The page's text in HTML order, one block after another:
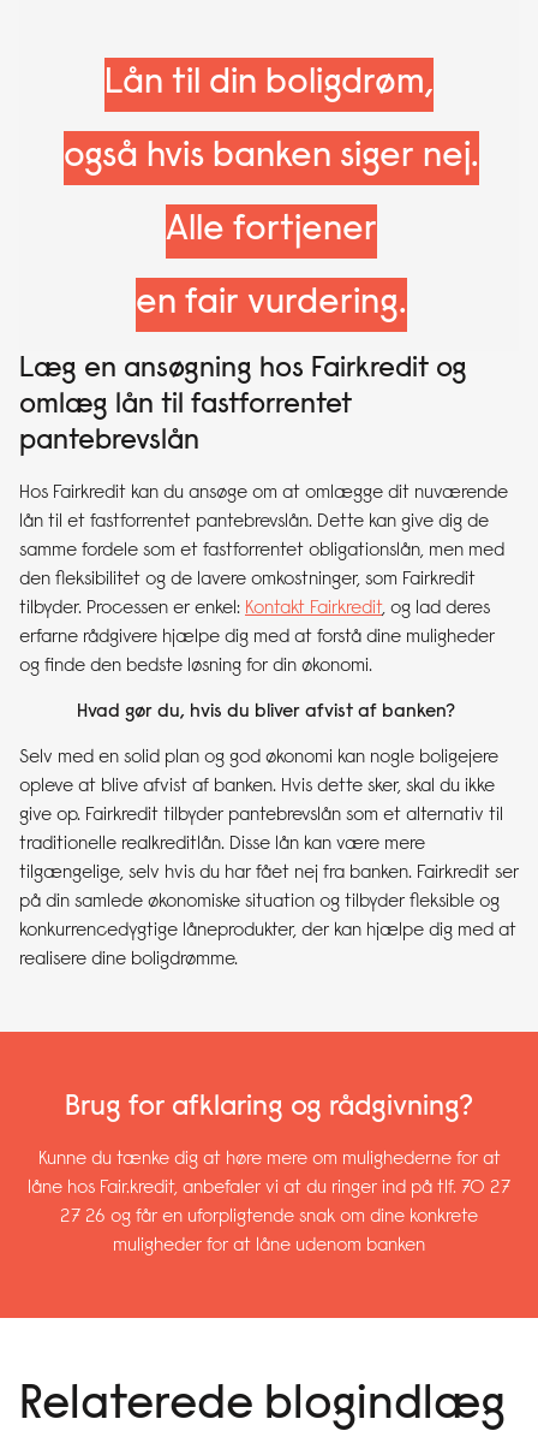
Lån til din boligdrøm,
også hvis banken siger nej.
Alle fortjener
en fair vurdering.
Læg en ansøgning hos Fairkredit og
omlæg lån til fastforrentet
pantebrevslån
Hos Fairkredit kan du ansøge om at omlægge dit nuværende
lån til et fastforrentet pantebrevslån. Dette kan give dig de
samme fordele som et fastforrentet obligationslån, men med
den fleksibilitet og de lavere omkostninger, som Fairkredit
tilbyder. Processen er enkel: Kontakt Fairkredit, og lad deres
erfarne rådgivere hjælpe dig med at forstå dine muligheder
og finde den bedste løsning for din økonomi.
Hvad gør du, hvis du bliver afvist af banken?
Selv med en solid plan og god økonomi kan nogle boligejere
opleve at blive afvist af banken. Hvis dette sker, skal du ikke
give op. Fairkredit tilbyder pantebrevslån som et alternativ til
traditionelle realkreditlån. Disse lån kan være mere
tilgængelige, selv hvis du har fået nej fra banken. Fairkredit ser
på din samlede økonomiske situation og tilbyder fleksible og
konkurrencedygtige låneprodukter, der kan hjælpe dig med at
realisere dine boligdrømme.
Brug for afklaring og rådgivning?
Kunne du tænke dig at høre mere om mulighederne for at
låne hos Fair.kredit, anbefaler vi at du ringer ind på tlf. 70 27
27 26 og får en uforpligtende snak om dine konkrete
muligheder for at låne udenom banken
Relaterede blogindlæg